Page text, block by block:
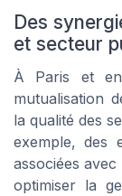
Des
et secteur
À Paris et en
mutualisation
la qualité des
exemple, des
associées
optimiser la